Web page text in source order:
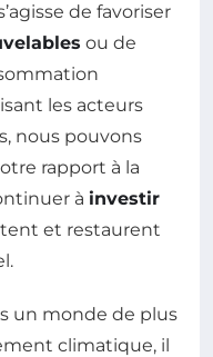
de favoriser
ou de
les acteurs
nous pouvons
rapport à la
à investir
et restaurent
un monde de plus
climatique, il